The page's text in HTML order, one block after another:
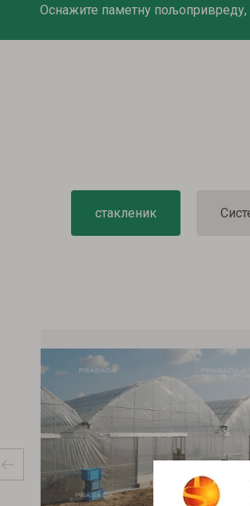
Оснажите паметну пољопривреду,
стакленик